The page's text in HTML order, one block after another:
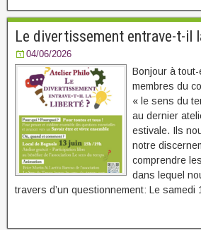
Le divertissement entrave-t-il
04/06/2026
Bonjour à
membres du
« le sens du
au dernier
estivale. Ils
notre
comprendre
dans lequel
travers d’un questionnement: Le